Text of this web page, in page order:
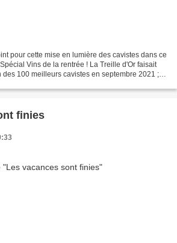
pour cette mise en lumière des cavistes dans ce
Vins de la rentrée ! La Treille d'Or faisait
100 meilleurs cavistes en septembre 2021 ;
finies